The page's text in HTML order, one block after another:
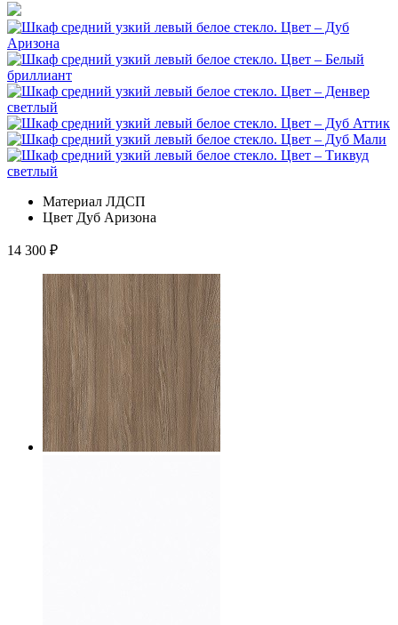
Материал ЛДСП
Цвет Дуб Аризона
14 300 ₽